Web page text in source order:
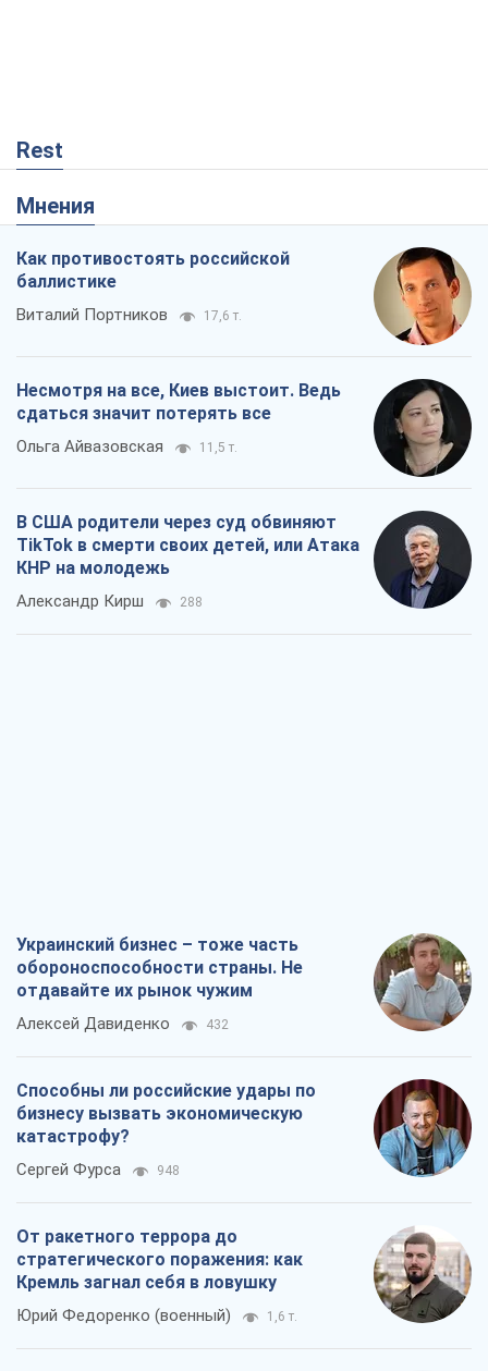
Rest
Мнения
Как противостоять российской
баллистике
Виталий Портников 17,6 т.
Несмотря на все, Киев выстоит. Ведь
сдаться значит потерять все
Ольга Айвазовская 11,5 т.
В США родители через суд обвиняют
TikTok в смерти своих детей, или Атака
КНР на молодежь
Александр Кирш 288
Украинский бизнес – тоже часть
обороноспособности страны. Не
отдавайте их рынок чужим
Алексей Давиденко 432
Способны ли российские удары по
бизнесу вызвать экономическую
катастрофу?
Сергей Фурса 948
От ракетного террора до
стратегического поражения: как
Кремль загнал себя в ловушку
Юрий Федоренко (военный) 1,6 т.